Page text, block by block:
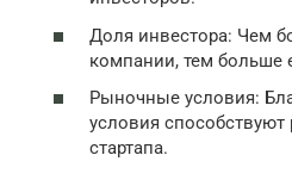
Доля инвестора: Чем
компании, тем больше
Рыночные условия:
условия способствуют
стартапа.